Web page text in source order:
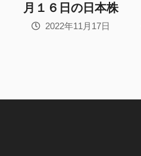
月１６日の日本株
2022年11月17日